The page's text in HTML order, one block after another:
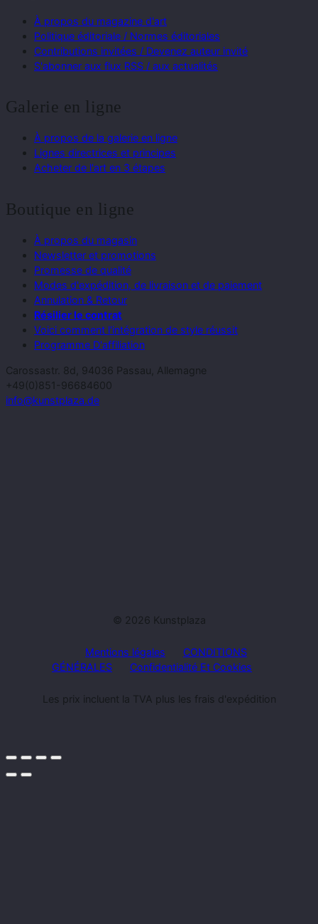
À propos du magazine d'art
Politique éditoriale / Normes éditoriales
Contributions invitées / Devenez auteur invité
S'abonner aux flux RSS / aux actualités
Galerie en ligne
À propos de la galerie en ligne
Lignes directrices et principes
Acheter de l'art en 3 étapes
Boutique en ligne
À propos du magasin
Newsletter et promotions
Promesse de qualité
Modes d'expédition, de livraison et de paiement
Annulation & Retour
Résilier le contrat
Voici comment l'intégration de style réussit
Programme D'affiliation
Carossastr. 8d, 94036 Passau, Allemagne
+49(0)851-96684600
info@kunstplaza.de
© 2026 Kunstplaza
Mentions légales
CONDITIONS
GÉNÉRALES
Confidentialité Et Cookies
Les prix incluent la TVA plus les frais d'expédition